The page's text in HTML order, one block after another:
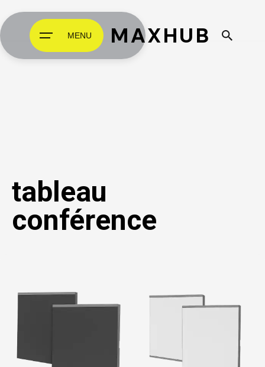
MENU MAXHUB
tableau
conférence